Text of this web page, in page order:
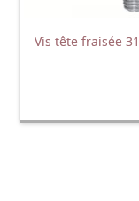
Vis tête fraisée